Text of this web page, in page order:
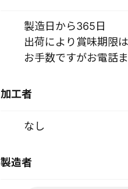
製造日から365日
出荷により賞味期限
お手数ですがお電話
加工者
なし
製造者